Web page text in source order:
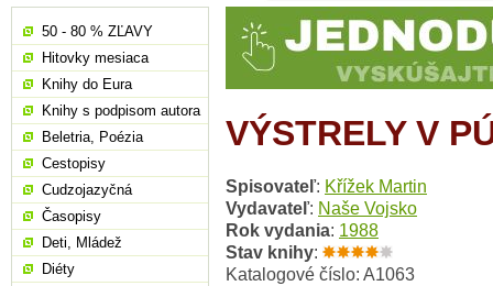
VÝSTRELY V
Spisovateľ: Křížek Martin
Vydavateľ: Naše Vojsko
Rok vydania: 1988
Stav knihy:
Katalogové číslo: A1063
50 - 80 % ZĽAVY
Hitovky mesiaca
Knihy do Eura
Knihy s podpisom autora
Beletria, Poézia
Cestopisy
Cudzojazyčná
Časopisy
Deti, Mládež
Diéty